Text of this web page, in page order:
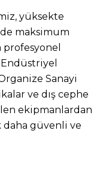
yüksekte
maksimum
Sanayi
ve dış cephe
ekipmanlardan
güvenli ve